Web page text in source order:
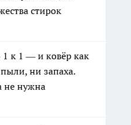
стирок
к 1 — и ковёр как
ни запаха.
не нужна